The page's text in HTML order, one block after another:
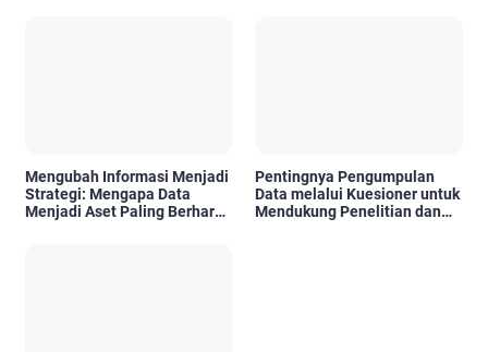
Mengubah Informasi Menjadi
Strategi: Mengapa Data
Menjadi Aset Paling Berharga
Pentingnya Pengumpulan
Data melalui Kuesioner untuk
Mendukung Penelitian dan